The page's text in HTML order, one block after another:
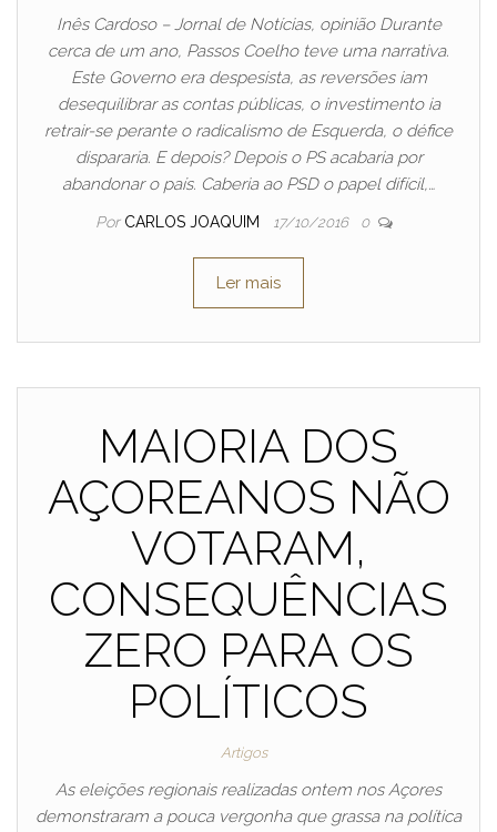
Inês Cardoso – Jornal de Notícias, opinião Durante
cerca de um ano, Passos Coelho teve uma narrativa.
Este Governo era despesista, as reversões iam
desequilibrar as contas públicas, o investimento ia
retrair-se perante o radicalismo de Esquerda, o défice
dispararia. E depois? Depois o PS acabaria por
abandonar o país. Caberia ao PSD o papel difícil,…
Por CARLOS JOAQUIM 17/10/2016 0
Ler mais
MAIORIA DOS
AÇOREANOS NÃO
VOTARAM,
CONSEQUÊNCIAS
ZERO PARA OS
POLÍTICOS
Artigos
As eleições regionais realizadas ontem nos Açores
demonstraram a pouca vergonha que grassa na política